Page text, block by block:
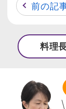
前の記
料理